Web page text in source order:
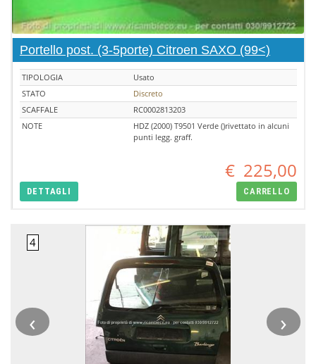
Portello post. (3-5porte) Citroen SAXO (99<)
TIPOLOGIA
Usato
STATO
Discreto
SCAFFALE
RC0002813203
NOTE
HDZ (2000) T9501 Verde ()rivettato in alcuni
punti legg. graff.
€ 225,00
DETTAGLI CARRELLO
‹ ›